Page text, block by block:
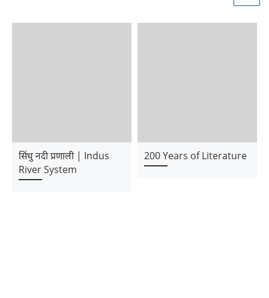
सिंधु नदी प्रणाली | Indus
River System
200 Years of Literature